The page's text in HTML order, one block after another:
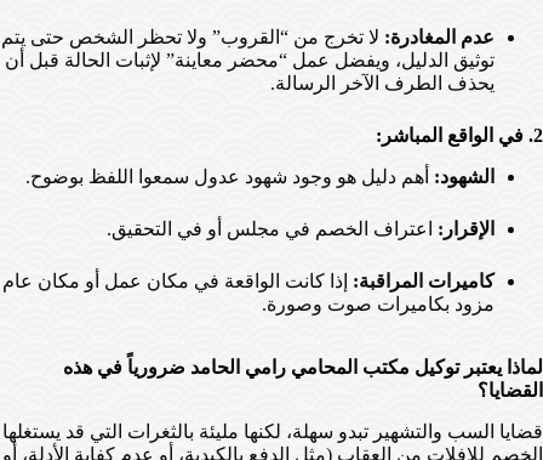
عدم المغادرة: لا تخرج من “القروب” ولا تحظر الشخص حتى يتم
توثيق الدليل، ويفضل عمل “محضر معاينة” لإثبات الحالة قبل أن
يحذف الطرف الآخر الرسالة.
2. في الواقع المباشر:
الشهود: أهم دليل هو وجود شهود عدول سمعوا اللفظ بوضوح.
الإقرار: اعتراف الخصم في مجلس أو في التحقيق.
كاميرات المراقبة: إذا كانت الواقعة في مكان عمل أو مكان عام
مزود بكاميرات صوت وصورة.
لماذا يعتبر توكيل مكتب المحامي رامي الحامد ضرورياً في هذه
القضايا؟
قضايا السب والتشهير تبدو سهلة، لكنها مليئة بالثغرات التي قد يستغلها
الخصم للإفلات من العقاب (مثل الدفع بالكيدية، أو عدم كفاية الأدلة، أو